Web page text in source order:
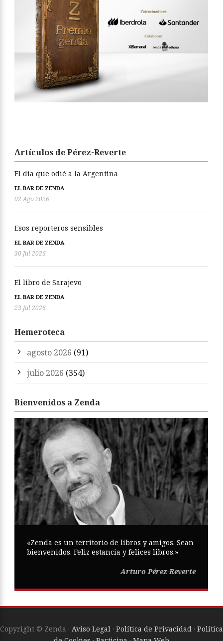
Artículos de Pérez-Reverte
El día que odié a la Argentina
EL BAR DE ZENDA
02 Ago 2026
Esos reporteros sensibles
EL BAR DE ZENDA
30 Jul 2026
El libro de Sarajevo
EL BAR DE ZENDA
23 Jul 2026
Hemeroteca
agosto 2026 (91)
julio 2026 (354)
Bienvenidos a Zenda
«Zenda es un territorio de libros y amigos. Sean
bienvenidos. Feliz estancia y felices libros.»
Arturo Pérez-Reverte
Copyright © Zenda · Aviso Legal · Política de Privacidad · Política